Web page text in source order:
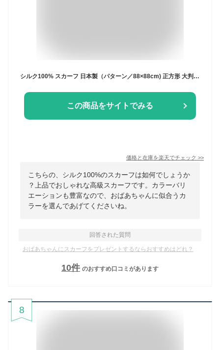
この商品をサイトでみる
価格と在庫を楽天でチェック >>
こちらの、シルク100%のスカーフは如何でしょうか
？上品でおしゃれな高級スカーフです。カラーバリ
エーションも豊富なので、おばあちゃんに似合うカ
ラーを選んであげてくださいね。
回答された質問
おばあちゃんにスカーフをプレゼントするならおすすめはどれ？
10件 のおすすめ口コミがあります
8